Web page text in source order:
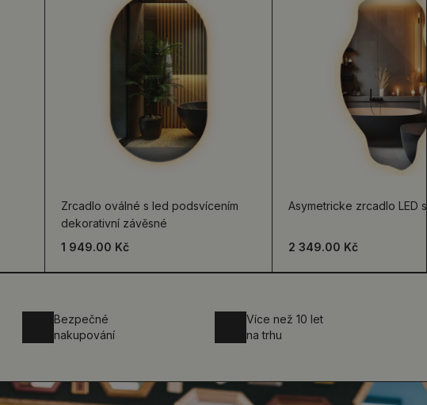
Zrcadlo oválné s led podsvícením
dekorativní závěsné
1 949.00 Kč
Asymetricke zrcadlo LED
2 349.00 Kč
Bezpečné
nakupování
Více než 10 let
na trhu